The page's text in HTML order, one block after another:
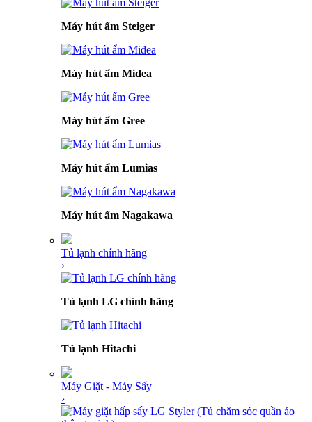
Máy hút ẩm Steiger
Máy hút ẩm Midea
Máy hút ẩm Gree
Máy hút ẩm Lumias
Máy hút ẩm Nagakawa
Tủ lạnh chính hãng
›
Tủ lạnh LG chính hãng
Tủ lạnh Hitachi
Máy Giặt - Máy Sấy
›